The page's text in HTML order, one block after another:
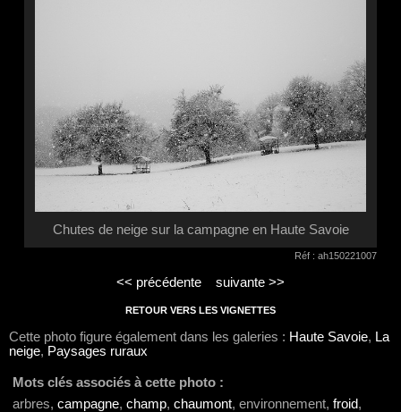
Chutes de neige sur la campagne en Haute Savoie
Réf : ah150221007
<< précédente suivante >>
RETOUR VERS LES VIGNETTES
Cette photo figure également dans les galeries : Haute Savoie, La
neige, Paysages ruraux
Mots clés associés à cette photo :
arbres, campagne, champ, chaumont, environnement, froid,